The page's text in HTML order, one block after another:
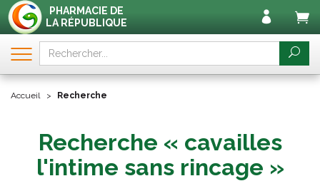
PHARMACIE DE
LA RÉPUBLIQUE
Accueil Recherche
Recherche « cavailles
l'intime sans rincage »